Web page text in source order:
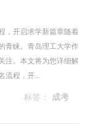
，开启求学新篇章随着
青睐。青岛理工大学作
注。本文将为您详细解
流程，开...
标签：
成考